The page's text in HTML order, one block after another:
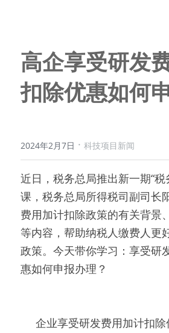
高企享受研发
扣除优惠如何
2024年2月7日 · 科技项目新闻
近日，税务总局推出新一期“税
课，税务总局所得税司副司长
费用加计扣除政策的有关背景
等内容，帮助纳税人缴费人更
政策。今天带你学习：享受研
惠如何申报办理？